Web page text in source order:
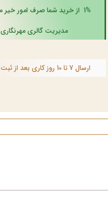
1% از خرید شما صرف امور خیر می شود !
مدیریت گالری مهرنگاری
ارسال 7 تا 10 روز کاری بعد از ثبت سفارش